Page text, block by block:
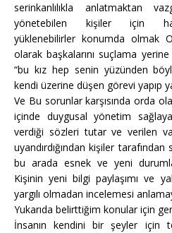
serinkanlılıkla anlatmaktan
yönetebilen kişiler için
yüklenebilirler konumda olmak
olarak başkalarını suçlama
“bu kız hep senin yüzünden
kendi üzerine düşen görevi yapıp
Ve Bu sorunlar karşısında orda
içinde duygusal yönetim
verdiği sözleri tutar ve verilen
uyandırdığından kişiler
bu arada esnek ve yeni
Kişinin yeni bilgi paylaşımı ve
yargılı olmadan incelemesi
Yukarıda belirttiğim konular için
İnsanın kendini bir şeyler için